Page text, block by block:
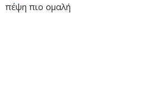
πέψη πιο ομαλή